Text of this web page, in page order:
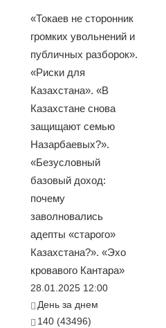
«Токаев не сторонник
громких увольнений и
публичных разборок».
«Риски для
Казахстана». «В
Казахстане снова
защищают семью
Назарбаевых?».
«Безусловный
базовый доход:
почему
заволновались
адепты «старого»
Казахстана?». «Эхо
кровавого Кантара»
28.01.2025 12:00
День за днем
140 (43496)